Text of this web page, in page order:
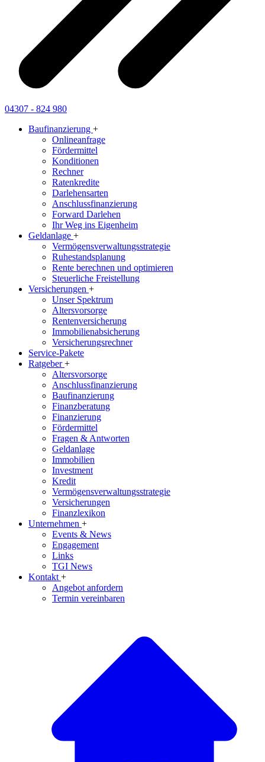
04307 - 824 980
Baufinanzierung +
Onlineanfrage
Fördermittel
Konditionen
Rechner
Ratenkredite
Darlehensarten
Anschlussfinanzierung
Forward Darlehen
Ihr Weg ins Eigenheim
Geldanlage +
Vermögensverwaltungsstrategie
Ruhestandsplanung
Rente berechnen und optimieren
Steuerliche Freistellung
Versicherungen +
Unser Spektrum
Altersvorsorge
Rentenversicherung
Immobilienabsicherung
Versicherungsrechner
Service-Pakete
Ratgeber+
Altersvorsorge
Anschlussfinanzierung
Baufinanzierung
Finanzberatung
Finanzierung
Fördermittel
Fragen & Antworten
Geldanlage
Immobilien
Investment
Kredit
Vermögensverwaltungsstrategie
Versicherungen
Finanzlexikon
Unternehmen +
Events & News
Engagement
Links
TGI News
Kontakt +
Angebot anfordern
Termin vereinbaren